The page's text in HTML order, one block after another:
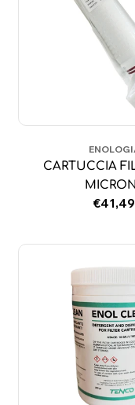
CARTUCCIA
Prezzo
€41,49